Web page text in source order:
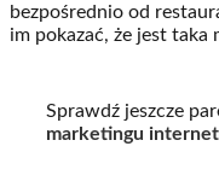
bezpośrednio od
im pokazać, że jest taka
Sprawdź jeszcze
marketingu